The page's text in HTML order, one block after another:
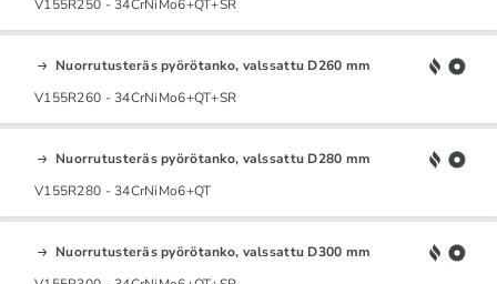
V155R250 - 34CrNiMo6+QT+SR
Nuorrutusteräs pyörötanko, valssattu D260 mm
V155R260 - 34CrNiMo6+QT+SR
Nuorrutusteräs pyörötanko, valssattu D280 mm
V155R280 - 34CrNiMo6+QT
Nuorrutusteräs pyörötanko, valssattu D300 mm